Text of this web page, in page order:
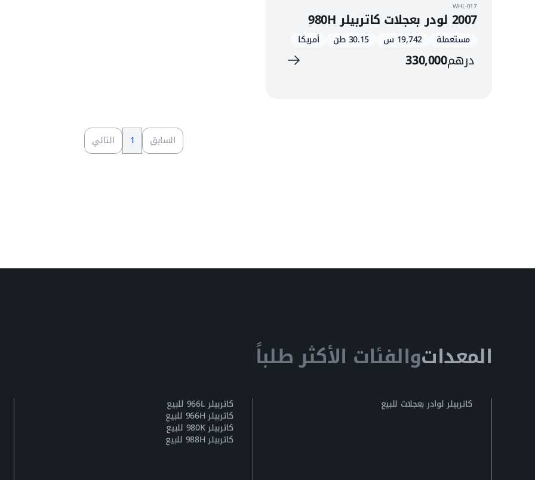
WHL-017
2007 لودر بعجلات كاتربيلر 980H
مستعملة 19,742 س 30.15 طن أمريكا
درهم330,000
السابق 1 التالي
المعداتوالفئات الأكثر طلباً
كاتربيلر لوادر بعجلات للبيع كاتربيلر 966L للبيع
كاتربيلر 966H للبيع
كاتربيلر 980K للبيع
كاتربيلر 988H للبيع